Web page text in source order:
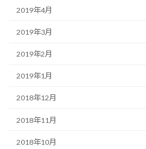
2019年4月
2019年3月
2019年2月
2019年1月
2018年12月
2018年11月
2018年10月